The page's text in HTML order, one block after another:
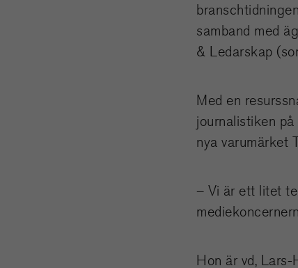
samband med
& Ledarskap
Med en
journalistiken
nya varumärket
– Vi är ett litet
Hon är vd,